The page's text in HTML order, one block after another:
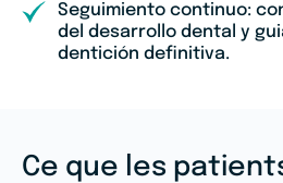
Seguimiento continuo:
del desarrollo dental y
dentición definitiva.
Ce que les